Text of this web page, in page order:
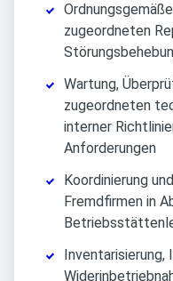
zugeordneten
Wartung,
zugeordneten
interner
Anforderungen
Koordinierung
Fremdfirmen in
Inventarisierung,